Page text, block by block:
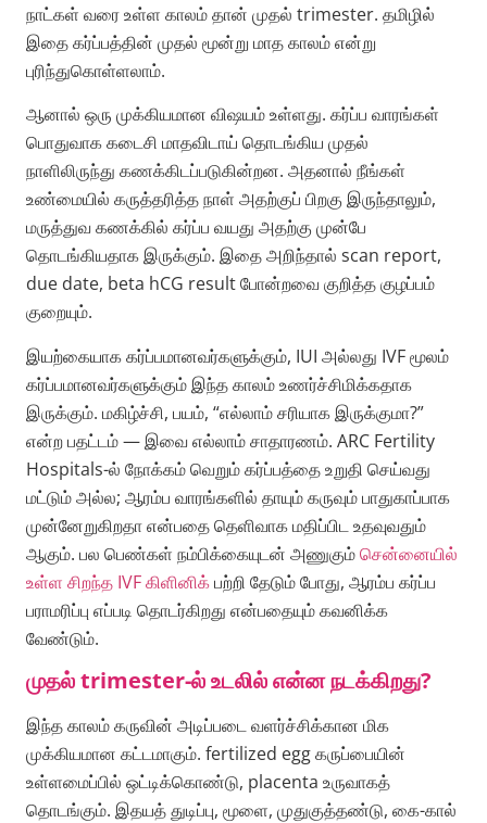
நாட்கள் வரை உள்ள காலம் தான் முதல் trimester. தமிழில்
இதை கர்ப்பத்தின் முதல் மூன்று மாத காலம் என்று
புரிந்துகொள்ளலாம்.
ஆனால் ஒரு முக்கியமான விஷயம் உள்ளது. கர்ப்ப வாரங்கள்
பொதுவாக கடைசி மாதவிடாய் தொடங்கிய முதல்
நாளிலிருந்து கணக்கிடப்படுகின்றன. அதனால் நீங்கள்
உண்மையில் கருத்தரித்த நாள் அதற்குப் பிறகு இருந்தாலும்,
மருத்துவ கணக்கில் கர்ப்ப வயது அதற்கு முன்பே
தொடங்கியதாக இருக்கும். இதை அறிந்தால் scan report,
due date, beta hCG result போன்றவை குறித்த குழப்பம்
குறையும்.
இயற்கையாக கர்ப்பமானவர்களுக்கும், IUI அல்லது IVF மூலம்
கர்ப்பமானவர்களுக்கும் இந்த காலம் உணர்ச்சிமிக்கதாக
இருக்கும். மகிழ்ச்சி, பயம், “எல்லாம் சரியாக இருக்குமா?”
என்ற பதட்டம் — இவை எல்லாம் சாதாரணம். ARC Fertility
Hospitals-ல் நோக்கம் வெறும் கர்ப்பத்தை உறுதி செய்வது
மட்டும் அல்ல; ஆரம்ப வாரங்களில் தாயும் கருவும் பாதுகாப்பாக
முன்னேறுகிறதா என்பதை தெளிவாக மதிப்பிட உதவுவதும்
ஆகும். பல பெண்கள் நம்பிக்கையுடன் அணுகும்சென்னையில்
உள்ள சிறந்த IVF கிளினிக்பற்றி தேடும் போது, ஆரம்ப கர்ப்ப
பராமரிப்பு எப்படி தொடர்கிறது என்பதையும் கவனிக்க
வேண்டும்.
முதல் trimester-ல் உடலில் என்ன நடக்கிறது?
இந்த காலம் கருவின் அடிப்படை வளர்ச்சிக்கான மிக
முக்கியமான கட்டமாகும். fertilized egg கருப்பையின்
உள்ளமைப்பில் ஒட்டிக்கொண்டு, placenta உருவாகத்
தொடங்கும். இதயத் துடிப்பு, மூளை, முதுகுத்தண்டு, கை-கால்